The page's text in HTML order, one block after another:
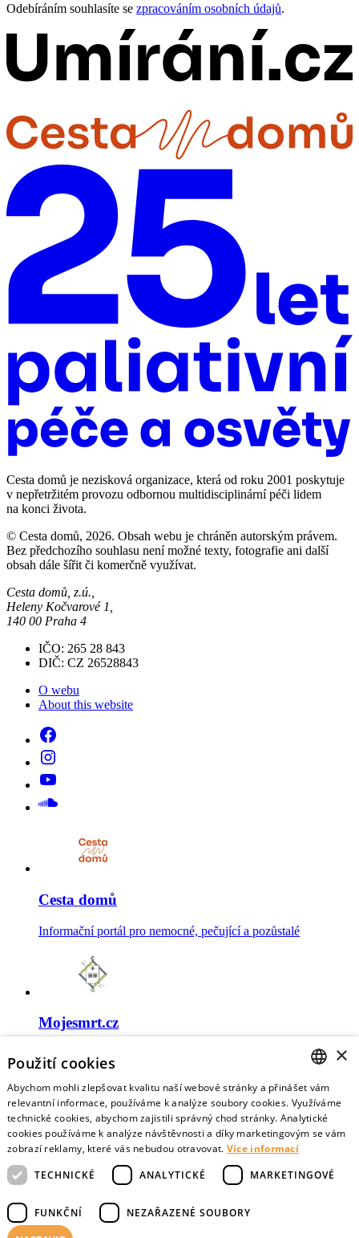
Odebíráním souhlasíte se zpracováním osobních údajů.
Cesta domů je nezisková organizace, která od roku 2001 poskytuje
v nepřetržitém provozu odbornou multidisciplinární péči lidem
na konci života.
© Cesta domů, 2026. Obsah webu je chráněn autorským právem.
Bez předchozího souhlasu není možné texty, fotografie ani další
obsah dále šířit či komerčně využívat.
Cesta domů, z.ú.,
Heleny Kočvarové 1,
140 00 Praha 4
IČO: 265 28 843
DIČ: CZ 26528843
O webu
About this website
Cesta domů
Informační portál pro nemocné, pečující a pozůstalé
Mojesmrt.cz
představy o konci života
Data o umírání
CZECH
ENGLISH
×
Použití cookies
Abychom mohli zlepšovat kvalitu naší webové stránky a přinášet vám
relevantní informace, používáme k analýze soubory cookies. Využíváme
technické cookies, abychom zajistili správný chod stránky. Analytické
cookies používáme k analýze návštěvnosti a díky marketingovým se vám
zobrazí reklamy, které vás nebudou otravovat. Více informací
TECHNICKÉ
ANALYTICKÉ MARKETINGOVÉ
FUNKČNÍ NEZAŘAZENÉ SOUBORY